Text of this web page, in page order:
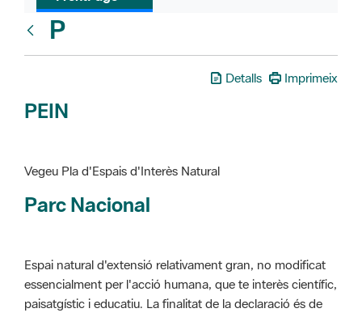
PEIN
Vegeu Pla d'Espais d'Interès Natural
Espai natural d'extensió relativament gran, no modificat
preservar-los de totes les intervencions que poden
alterar-ne la fisonomia, la integritat i l'evolució dels
sistemes naturals. Aquesta figura ve definida en la Llei